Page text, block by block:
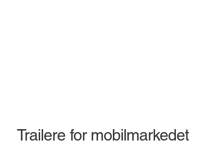
Trailere for mobilmarkedet